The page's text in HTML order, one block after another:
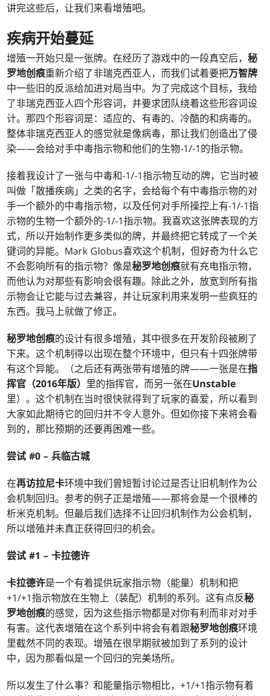
讲完这些后，让我们来看增殖吧。
疾病开始蔓延
增殖一开始只是一张牌。在经历了游戏中的一段真空后，秘
罗地创痕重新介绍了非瑞克西亚人，而我们试着要把万智牌
中一些旧的反派给加进对局当中。为了完成这个目标，我给
了非瑞克西亚人四个形容词，并要求团队绕着这些形容词设
计。那四个形容词是：适应的、有毒的、冷酷的和病毒的。
整体非瑞克西亚人的感觉就是像病毒，那让我们创造出了侵
染——会给对手中毒指示物和他们的生物-1/-1的指示物。
接着我设计了一张与中毒和-1/-1指示物互动的牌，它当时被
叫做「散播疾病」之类的名字，会给每个有中毒指示物的对
手一个额外的中毒指示物，以及任何对手所操控上有-1/-1指
示物的生物一个额外的-1/-1指示物。我喜欢这张牌表现的方
式，所以开始制作更多类似的牌，并最终把它转成了一个关
键词的异能。Mark Globus喜欢这个机制，但好奇为什么它
不会影响所有的指示物？像是秘罗地创痕就有充电指示物，
而他认为对那些有影响会很有趣。除此之外，放宽到所有指
示物会让它能与过去兼容，并让玩家利用来发明一些疯狂的
东西。我马上就做了修正。
秘罗地创痕的设计有很多增殖，其中很多在开发阶段被刷了
下来。这个机制得以出现在整个环境中，但只有十四张牌带
有这个异能。（之后还有两张带有增殖的牌——一张是在指
挥官（2016年版） 里的指挥官，而另一张在Unstable
里）。这个机制在当时很快就得到了玩家的喜爱，所以看到
大家如此期待它的回归并不令人意外。但如你接下来将会看
到的，那比预期的还要再困难一些。
尝试 #0 –兵临古城
在再访拉尼卡环境中我们曾短暂讨论过是否让旧机制作为公
会机制回归。参考的例子正是增殖——那将会是一个很棒的
析米克机制。但最后我们选择不让回归机制作为公会机制，
所以增殖并未真正获得回归的机会。
尝试 #1 –卡拉德许
卡拉德许是一个有着提供玩家指示物（能量）机制和把
+1/+1指示物放在生物上（装配）机制的系列。这有点反秘
罗地创痕的感觉，因为这些指示物都是对你有利而非对对手
有害。这代表增殖在这个系列中将会有着跟秘罗地创痕环境
里截然不同的表现。增殖在很早期就被加到了系列的设计
中，因为那看似是一个回归的完美场所。
所以发生了什么事？和能量指示物相比，+1/+1指示物有着